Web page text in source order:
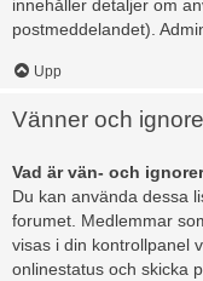
innehåller detaljer om
postmeddelandet).
Upp
Vänner och
Vad är vän- och
Du kan använda dessa
forumet. Medlemmar
visas i din kontrollpanel
onlinestatus och skicka